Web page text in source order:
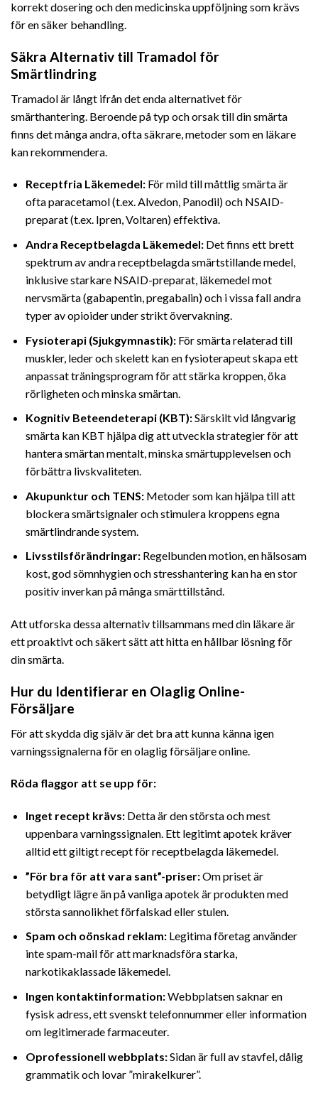
korrekt dosering och den medicinska uppföljning som krävs
för en säker behandling.
Säkra Alternativ till Tramadol för
Smärtlindring
Tramadol är långt ifrån det enda alternativet för
smärthantering. Beroende på typ och orsak till din smärta
finns det många andra, ofta säkrare, metoder som en läkare
kan rekommendera.
Receptfria Läkemedel:För mild till måttlig smärta är
ofta paracetamol (t.ex. Alvedon, Panodil) och NSAID-
preparat (t.ex. Ipren, Voltaren) effektiva.
Andra Receptbelagda Läkemedel:Det finns ett brett
spektrum av andra receptbelagda smärtstillande medel,
inklusive starkare NSAID-preparat, läkemedel mot
nervsmärta (gabapentin, pregabalin) och i vissa fall andra
typer av opioider under strikt övervakning.
Fysioterapi (Sjukgymnastik):För smärta relaterad till
muskler, leder och skelett kan en fysioterapeut skapa ett
anpassat träningsprogram för att stärka kroppen, öka
rörligheten och minska smärtan.
Kognitiv Beteendeterapi (KBT):Särskilt vid långvarig
smärta kan KBT hjälpa dig att utveckla strategier för att
hantera smärtan mentalt, minska smärtupplevelsen och
förbättra livskvaliteten.
Akupunktur och TENS:Metoder som kan hjälpa till att
blockera smärtsignaler och stimulera kroppens egna
smärtlindrande system.
Livsstilsförändringar:Regelbunden motion, en hälsosam
kost, god sömnhygien och stresshantering kan ha en stor
positiv inverkan på många smärttillstånd.
Att utforska dessa alternativ tillsammans med din läkare är
ett proaktivt och säkert sätt att hitta en hållbar lösning för
din smärta.
Hur du Identifierar en Olaglig Online-
Försäljare
För att skydda dig själv är det bra att kunna känna igen
varningssignalerna för en olaglig försäljare online.
Röda flaggor att se upp för:
Inget recept krävs:Detta är den största och mest
uppenbara varningssignalen. Ett legitimt apotek kräver
alltid ett giltigt recept för receptbelagda läkemedel.
”För bra för att vara sant”-priser:Om priset är
betydligt lägre än på vanliga apotek är produkten med
största sannolikhet förfalskad eller stulen.
Spam och oönskad reklam:Legitima företag använder
inte spam-mail för att marknadsföra starka,
narkotikaklassade läkemedel.
Ingen kontaktinformation:Webbplatsen saknar en
fysisk adress, ett svenskt telefonnummer eller information
om legitimerade farmaceuter.
Oprofessionell webbplats:Sidan är full av stavfel, dålig
grammatik och lovar ”mirakelkurer”.